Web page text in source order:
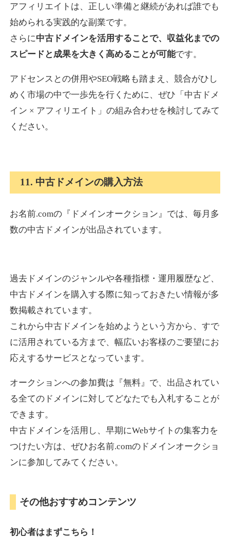
アフィリエイトは、正しい準備と継続があれば誰でも
始められる実践的な副業です。
さらに中古ドメインを活用することで、収益化までの
スピードと成果を大きく高めることが可能です。
アドセンスとの併用やSEO戦略も踏まえ、競合がひし
めく市場の中で一歩先を行くために、ぜひ「中古ドメ
イン × アフィリエイト」の組み合わせを検討してみて
ください。
11. 中古ドメインの購入方法
お名前.comの『ドメインオークション』では、毎月多
数の中古ドメインが出品されています。
過去ドメインのジャンルや各種指標・運用履歴など、
中古ドメインを購入する際に知っておきたい情報が多
数掲載されています。
これから中古ドメインを始めようという方から、すで
に活用されている方まで、幅広いお客様のご要望にお
応えするサービスとなっています。
オークションへの参加費は『無料』で、出品されてい
る全てのドメインに対してどなたでも入札することが
できます。
中古ドメインを活用し、早期にWebサイトの集客力を
つけたい方は、ぜひお名前.comのドメインオークショ
ンに参加してみてください。
その他おすすめコンテンツ
初心者はまずこちら！